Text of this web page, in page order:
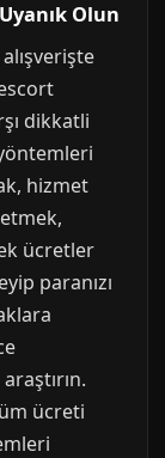
Olun
dikkatli
yöntemleri
hizmet
ücretler
paranızı
ücreti